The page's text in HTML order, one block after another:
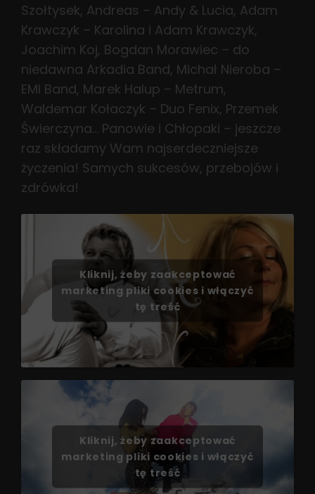
Szołtysek, Andreas – Andy & Lucia, Adam
Krawczyk – Karolina i Adam Krawczyk,
Joachim Koj, Bogdan Morawiec – do
niedawna Arkadia Band, Michał Nieroba –
EMI Band, Marek Halup – Metrum,
Waldemar Kołaczyk – Duo Fenix, Przemek
Świerczyna… Panowie i Chłopaki – jeszcze
raz składamy Wam najserdeczniejsze
życzenia! Samych sukcesów, przebojów i
zdrówka!
Kliknij, żeby zaakceptować
marketing pliki cookies i włączyć
tę treść
Kliknij, żeby zaakceptować
marketing pliki cookies i włączyć
tę treść